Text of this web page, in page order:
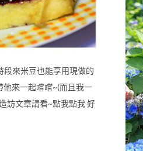
來米豆也能享用現做的
來一起嚐嚐~(而且我一
訪文章請看~點我點我 好